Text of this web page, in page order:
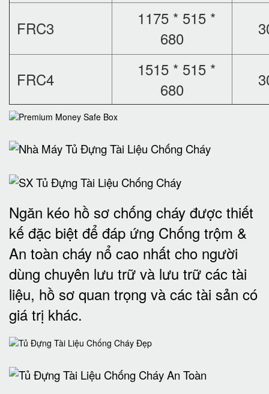
FRC3
1175 * 515 *
680
FRC4
1515 * 515 *
680
Ngăn kéo hồ sơ chống cháy được thiết
kế đặc biệt để đáp ứng Chống trộm &
An toàn cháy nổ cao nhất cho người
dùng chuyên lưu trữ và lưu trữ các tài
liệu, hồ sơ quan trọng và các tài sản có
giá trị khác.